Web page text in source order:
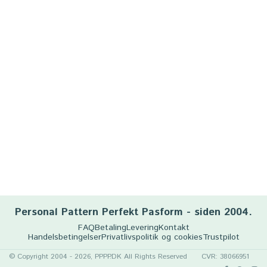
Personal Pattern Perfekt Pasform - siden 2004.
FAQBetalingLeveringKontakt
HandelsbetingelserPrivatlivspolitik og cookiesTrustpilot
© Copyright 2004 - 2026, PPPP.DK All Rights Reserved CVR: 38066951